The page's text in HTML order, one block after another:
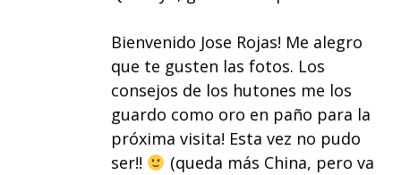
Bienvenido Jose Rojas! Me alegro
que te gusten las fotos. Los
consejos de los hutones me los
guardo como oro en paño para la
próxima visita! Esta vez no pudo
ser!!
(queda más China, pero va